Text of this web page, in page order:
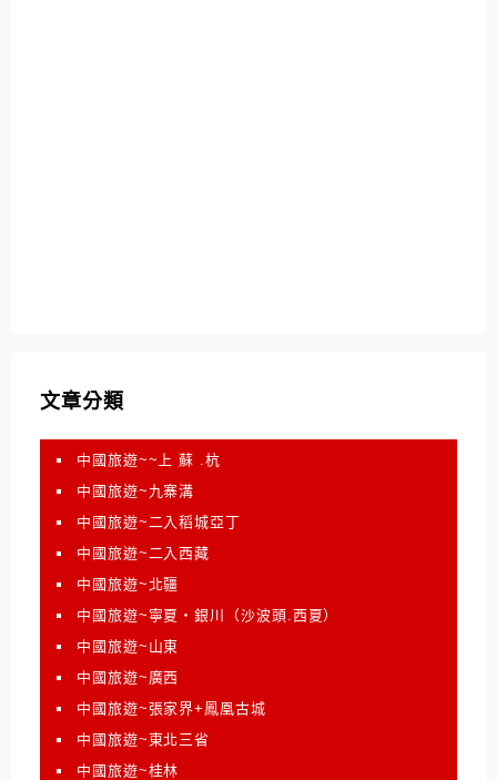
文章分類
中國旅遊~~上 蘇 .杭
中國旅遊~九寨溝
中國旅遊~二入稻城亞丁
中國旅遊~二入西藏
中國旅遊~北疆
中國旅遊~寧夏‧銀川（沙波頭.西夏）
中國旅遊~山東
中國旅遊~廣西
中國旅遊~張家界+鳳凰古城
中國旅遊~東北三省
中國旅遊~桂林